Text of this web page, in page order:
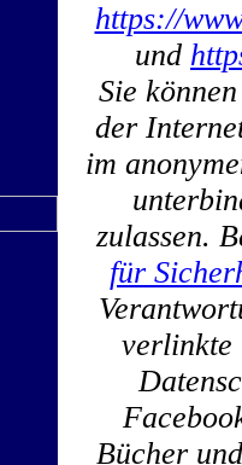
https://
und
Sie
der
im
zulassen.
für
verlinkte
Bücher